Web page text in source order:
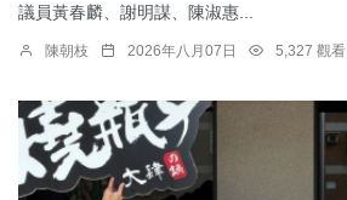
議員黃春麟、謝明謀、陳淑惠...
陳朝枝 2026年八月07日 5,327 觀看